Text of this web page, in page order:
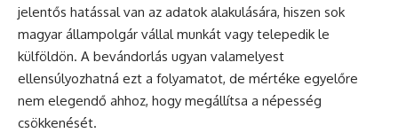
jelentős hatással van az adatok alakulására, hiszen sok
magyar állampolgár vállal munkát vagy telepedik le
külföldön. A bevándorlás ugyan valamelyest
ellensúlyozhatná ezt a folyamatot, de mértéke egyelőre
nem elegendő ahhoz, hogy megállítsa a népesség
csökkenését.